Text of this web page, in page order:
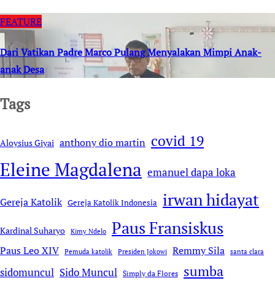
FEATURE
Dari Vatikan Padre Marco Pulang Menyalakan Mimpi Anak-
anak Desa
Tags
Aloysius Giyai anthony dio martin covid 19
Eleine Magdalena emanuel dapa loka
Gereja Katolik Gereja Katolik Indonesia irwan hidayat
Kardinal Suharyo Kimy Ndelo Paus Fransiskus
Paus Leo XIV Pemuda katolik Presiden Jokowi Remmy Sila santa clara
sidomuncul Sido Muncul Simply da Flores sumba